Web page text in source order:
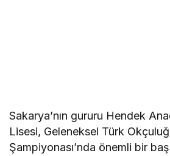
Sakarya’nın gururu Hendek
Lisesi, Geleneksel Türk
Şampiyonası’nda önemli bir